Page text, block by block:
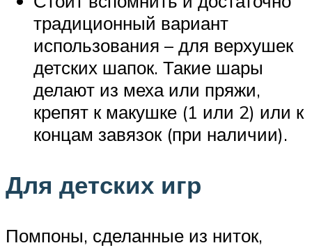
традиционный вариант
использования – для верхушек
детских шапок. Такие шары
делают из меха или пряжи,
крепят к макушке (1 или 2) или к
концам завязок (при наличии).
Для детских игр
Помпоны, сделанные из ниток,